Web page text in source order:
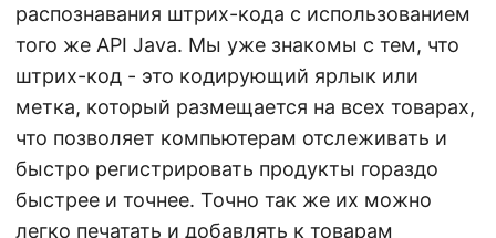
и
ю
распознавания штрих-кода с использованием
того же API Java. Мы уже знакомы с тем, что
штрих-код - это кодирующий ярлык или
метка, который размещается на всех товарах,
что позволяет компьютерам отслеживать и
быстро регистрировать продукты гораздо
быстрее и точнее. Точно так же их можно
легко печатать и добавлять к товарам